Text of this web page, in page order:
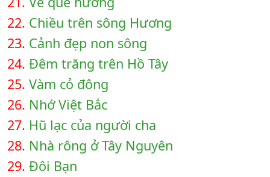
22. Chiều trên sông Hương
23. Cảnh đẹp non sông
24. Đêm trăng trên Hồ Tây
25. Vàm cỏ đông
26. Nhớ Việt Bắc
27. Hũ lạc của người cha
28. Nhà rông ở Tây Nguyên
29. Đôi Bạn